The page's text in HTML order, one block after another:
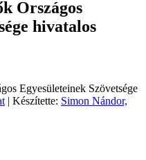
Országos
hivatalos
Egyesületeinek Szövetsége
| Készítette: Simon Nándor,